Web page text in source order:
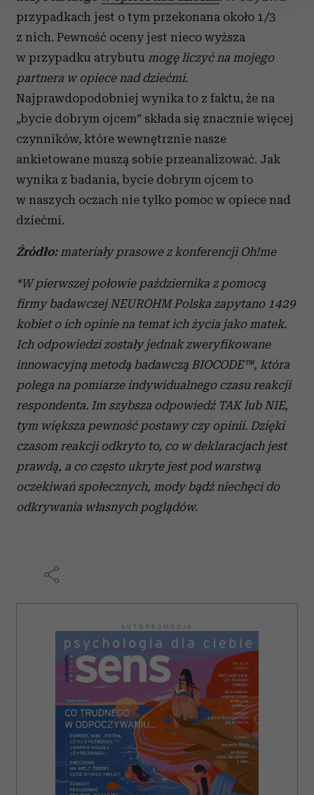
i reklam, aby oferować funkcje społecznościowe i
analizować ruch w naszej witrynie. Informacje o tym, jak
korzystasz z naszej witryny, udostępniamy partnerom
społecznościowym, reklamowym i analitycznym.
Partnerzy mogą połączyć te informacje z innymi danymi
otrzymanymi od Ciebie lub uzyskanymi podczas
korzystania z ich usług.
przypadkach jest o tym przekonana około 1/3
z nich. Pewność oceny jest nieco wyższa
w przypadku atrybutu mogę liczyć na mojego
partnera w opiece nad dziećmi.
Najprawdopodobniej wynika to z faktu, że na
„bycie dobrym ojcem” składa się znacznie więcej
czynników, które wewnętrznie nasze
ankietowane muszą sobie przeanalizować. Jak
wynika z badania, bycie dobrym ojcem to
w naszych oczach nie tylko pomoc w opiece nad
dziećmi.
Źródło:materiały prasowe z konferencji Oh!me
*W pierwszej połowie października z pomocą
firmy badawczej NEUROHM Polska zapytano 1429
kobiet o ich opinie na temat ich życia jako matek.
Ich odpowiedzi zostały jednak zweryfikowane
innowacyjną metodą badawczą BIOCODE™, która
polega na pomiarze indywidualnego czasu reakcji
respondenta. Im szybsza odpowiedź TAK lub NIE,
tym większa pewność postawy czy opinii. Dzięki
czasom reakcji odkryto to, co w deklaracjach jest
prawdą, a co często ukryte jest pod warstwą
oczekiwań społecznych, mody bądź niechęci do
odkrywania własnych poglądów.
AUTOPROMOCJA